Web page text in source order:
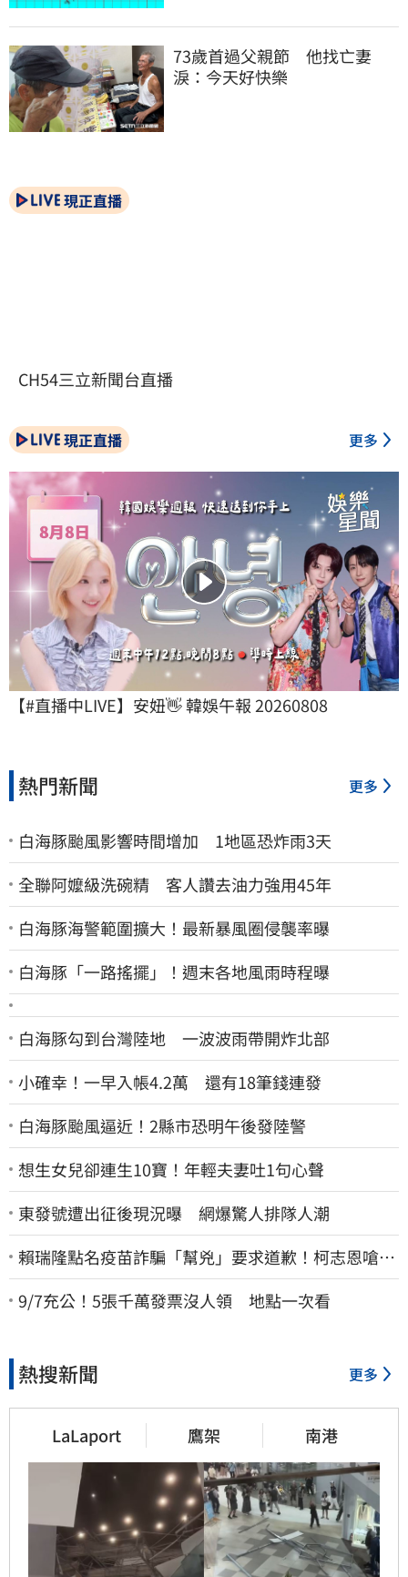
73歲首過父親節　他找亡妻
淚：今天好快樂
現正直播
CH54三立新聞台直播
現正直播 更多
【#直播中LIVE】安妞👋 韓娛午報 20260808
熱門新聞 更多
白海豚颱風影響時間增加 1地區恐炸雨3天
全聯阿嬤級洗碗精 客人讚去油力強用45年
白海豚海警範圍擴大！最新暴風圈侵襲率曝
白海豚「一路搖擺」！週末各地風雨時程曝
白海豚勾到台灣陸地 一波波雨帶開炸北部
小確幸！一早入帳4.2萬 還有18筆錢連發
白海豚颱風逼近！2縣市恐明午後發陸警
想生女兒卻連生10寶！年輕夫妻吐1句心聲
東發號遭出征後現況曝 網爆驚人排隊人潮
賴瑞隆點名疫苗詐騙「幫兇」要求道歉！柯志恩嗆1
句被網罵爆
9/7充公！5張千萬發票沒人領 地點一次看
熱搜新聞 更多
LaLaport 鷹架 南港